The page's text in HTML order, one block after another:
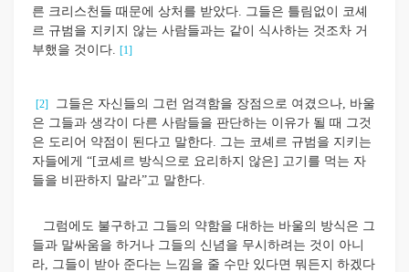
른 크리스천들 때문에 상처를 받았다. 그들은 틀림없이 코셰
르 규범을 지키지 않는 사람들과는 같이 식사하는 것조차 거
부했을 것이다. [1]
[2]
그들은 자신들의 그런 엄격함을 장점으로 여겼으나, 바울
은 그들과 생각이 다른 사람들을 판단하는 이유가 될 때 그것
은 도리어 약점이 된다고 말한다. 그는 코셰르 규범을 지키는
자들에게 “[코셰르 방식으로 요리하지 않은] 고기를 먹는 자
들을 비판하지 말라”고 말한다.
그럼에도 불구하고 그들의 약함을 대하는 바울의 방식은 그
들과 말싸움을 하거나 그들의 신념을 무시하려는 것이 아니
라, 그들이 받아 준다는 느낌을 줄 수만 있다면 뭐든지 하겠다